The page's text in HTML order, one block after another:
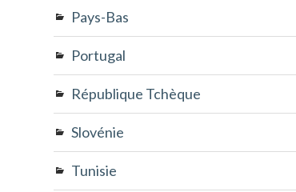
Pays-Bas
Portugal
République Tchèque
Slovénie
Tunisie